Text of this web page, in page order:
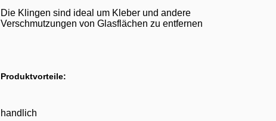
Die Klingen sind ideal um Kleber und andere
Verschmutzungen von Glasflächen zu entfernen
Produktvorteile:
handlich